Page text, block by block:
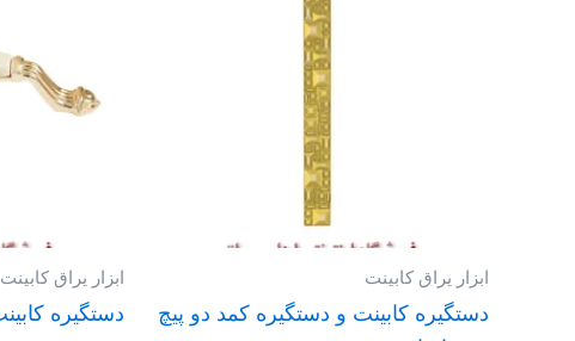
ابزار یراق کابینت
دستگیره کابینت و دستگیره کمد دو پیچ
ابزار یراق کابینت